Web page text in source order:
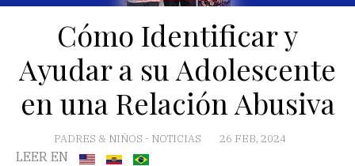
Cómo Identificar y
Ayudar a su Adolescente
en una Relación Abusiva
PADRES & NIÑOS - NOTICIAS 26 FEB, 2024
LEER EN